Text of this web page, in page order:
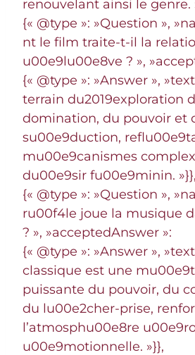
renouvelant ainsi le genre.
{« @type »: »Question »,
nt le film traite-t-il la
u00e9lu00e8ve ? »,
{« @type »: »Answer »,
terrain du2019exploration
domination, du pouvoir et
su00e9duction,
mu00e9canismes
du00e9sir fu00e9minin. »}},
{« @type »: »Question »,
ru00f4le joue la musique
? », »acceptedAnswer »:
{« @type »: »Answer »,
classique est une
puissante du pouvoir, du
du lu00e2cher-prise,
l’atmosphu00e8re
u00e9motionnelle. »}},